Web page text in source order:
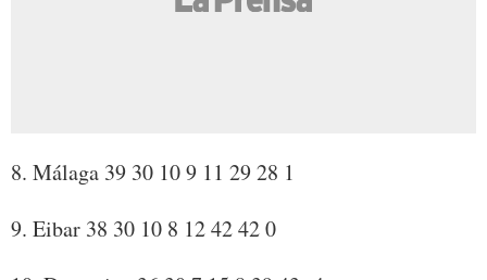
8. Málaga 39 30 10 9 11 29 28 1
9. Eibar 38 30 10 8 12 42 42 0